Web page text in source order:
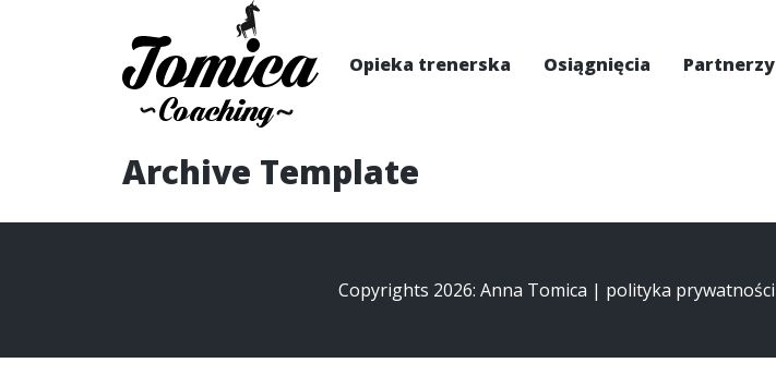
Opieka trenerska Osiągnięcia Partnerzy
Archive Template
Copyrights 2026: Anna Tomica | polityka prywatności